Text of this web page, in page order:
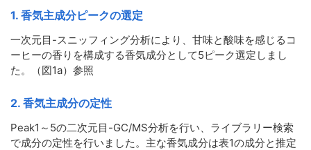
1. 香気主成分ピークの選定
一次元目-スニッフィング分析により、甘味と酸味を感じるコ
ーヒーの香りを構成する香気成分として5ピーク選定しまし
た。（図1a）参照
2. 香気主成分の定性
Peak1～5の二次元目-GC/MS分析を行い、ライブラリー検索
で成分の定性を行いました。主な香気成分は表1の成分と推定